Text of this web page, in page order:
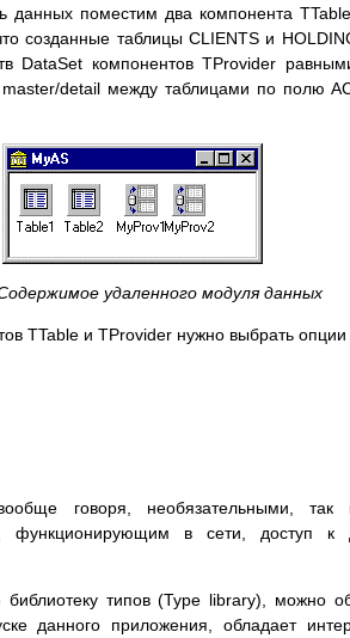
поместим два компонента
созданные таблицы CLIENTS и
DataSet компонентов TProvider
master/detail между таблицами по полю
удаленного модуля данных
TTable и TProvider нужно выбрать опции
говоря, необязательными, так
функционирующим в сети, доступ
типов (Type library), можно
данного приложения, обладает